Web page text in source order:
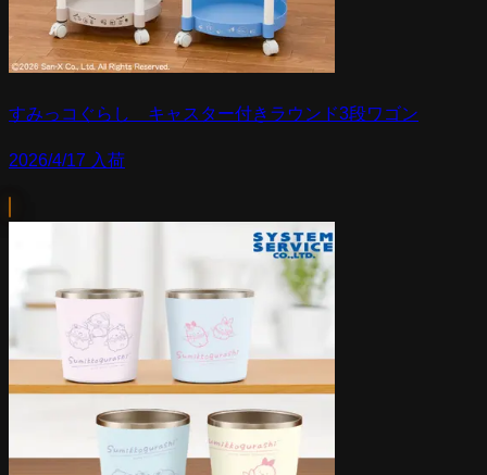
すみっコぐらし キャスター付きラウンド3段ワゴン
2026/4/17 入荷